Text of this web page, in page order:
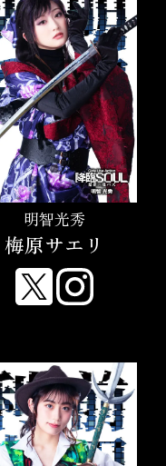
明智光秀
梅原サエリ